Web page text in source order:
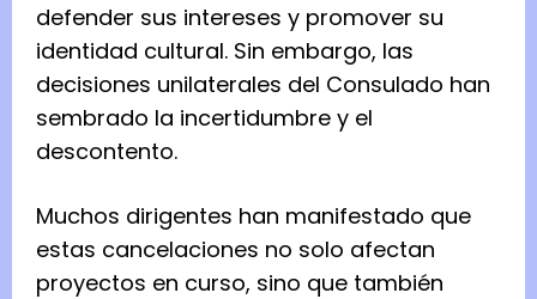
defender sus intereses y promover su
identidad cultural. Sin embargo, las
decisiones unilaterales del Consulado han
sembrado la incertidumbre y el
descontento.
Muchos dirigentes han manifestado que
estas cancelaciones no solo afectan
proyectos en curso, sino que también